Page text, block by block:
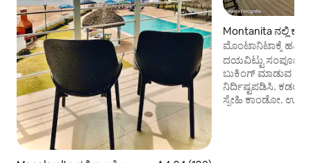
Montanita ನಲ್ಲಿ
ಮೊಂಟಾನಿಟಾಕ್ಕೆ
ದಯವಿಟ್ಟು ಸಂಪೂರ್ಣ
ಬುಕಿಂಗ್ ಮಾಡುವ
ನಿರ್ದಿಷ್ಟಪಡಿಸಿ. ಕಡಲತೀರದ ಪಕ್ಕದಲ್ಲಿಯೇ ಕುಟುಂಬ-
ಸ್ನೇಹಿ ಕಾಂಡೋ.